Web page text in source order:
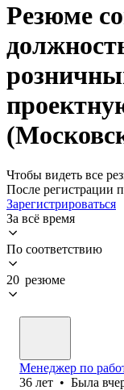
Резюме
Чтобы видеть все
После регистрации
Зарегистрироваться
За всё время
По соответствию
20 резюме
Менеджер по
36 лет • Была